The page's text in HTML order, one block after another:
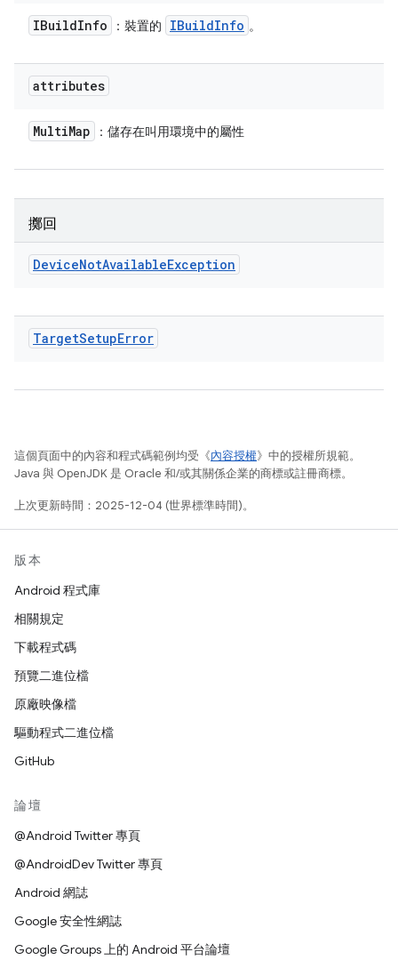
IBuildInfo ：裝置的 IBuildInfo 。
attributes
MultiMap ：儲存在叫用環境中的屬性
擲回
DeviceNotAvailableException
TargetSetupError
這個頁面中的內容和程式碼範例均受《內容授權》中的授權所規範。
Java 與 OpenJDK 是 Oracle 和/或其關係企業的商標或註冊商標。
上次更新時間：2025-12-04 (世界標準時間)。
版本
Android 程式庫
相關規定
下載程式碼
預覽二進位檔
原廠映像檔
驅動程式二進位檔
GitHub
論壇
@Android Twitter 專頁
@AndroidDev Twitter 專頁
Android 網誌
Google 安全性網誌
Google Groups 上的 Android 平台論壇